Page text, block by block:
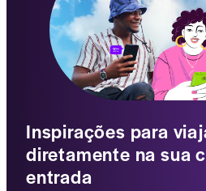
Entretenime
nto
Inspirações para
diretamente na sua
entrada